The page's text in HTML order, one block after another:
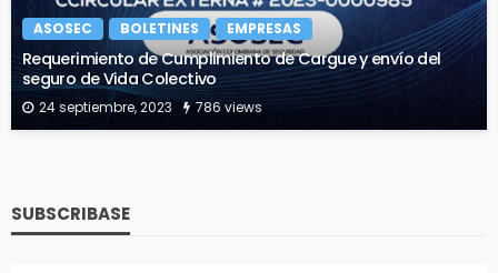
ASOSEC BOLETINES EMPRESAS
Requerimiento de Cumplimiento de Cargue y envío del
seguro de Vida Colectivo
24 septiembre, 2023 786 views
SUBSCRIBASE